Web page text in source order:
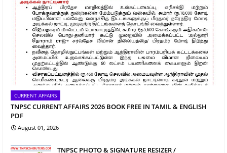
CURRENT AFFAIRS
TNPSC CURRENT AFFAIRS 2026 BOOK FREE IN TAMIL & ENGLISH
PDF
August 01, 2026
TNPSC PHOTO & SIGNATURE RESIZER /